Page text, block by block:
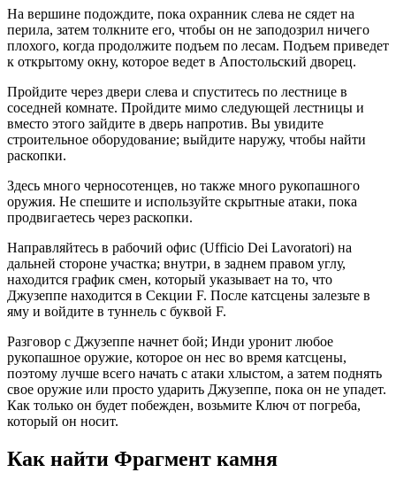
На вершине подождите, пока охранник слева не сядет на
перила, затем толкните его, чтобы он не заподозрил ничего
плохого, когда продолжите подъем по лесам. Подъем приведет
к открытому окну, которое ведет в Апостольский дворец.
Пройдите через двери слева и спуститесь по лестнице в
соседней комнате. Пройдите мимо следующей лестницы и
вместо этого зайдите в дверь напротив. Вы увидите
строительное оборудование; выйдите наружу, чтобы найти
раскопки.
Здесь много черносотенцев, но также много рукопашного
оружия. Не спешите и используйте скрытные атаки, пока
продвигаетесь через раскопки.
Направляйтесь в рабочий офис (Ufficio Dei Lavoratori) на
дальней стороне участка; внутри, в заднем правом углу,
находится график смен, который указывает на то, что
Джузеппе находится в Секции F. После катсцены залезьте в
яму и войдите в туннель с буквой F.
Разговор с Джузеппе начнет бой; Инди уронит любое
рукопашное оружие, которое он нес во время катсцены,
поэтому лучше всего начать с атаки хлыстом, а затем поднять
свое оружие или просто ударить Джузеппе, пока он не упадет.
Как только он будет побежден, возьмите Ключ от погреба,
который он носит.
Как найти Фрагмент камня